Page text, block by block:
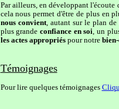
Par ailleurs, en développant l'écoute
cela nous permet d'être de plus en
nous convient, autant sur le plan
plus grande confiance en soi , un
les actes appropriés pour notrebien-
Témoignages
Pour lire quelques témoignages